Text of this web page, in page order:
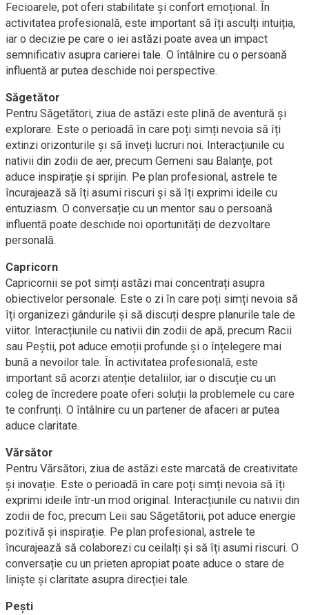
Fecioarele, pot oferi stabilitate și confort emoțional. În
activitatea profesională, este important să îți asculți intuiția,
iar o decizie pe care o iei astăzi poate avea un impact
semnificativ asupra carierei tale. O întâlnire cu o persoană
influentă ar putea deschide noi perspective.
Săgetător
Pentru Săgetători, ziua de astăzi este plină de aventură și
explorare. Este o perioadă în care poți simți nevoia să îți
extinzi orizonturile și să înveți lucruri noi. Interacțiunile cu
nativii din zodii de aer, precum Gemeni sau Balanțe, pot
aduce inspirație și sprijin. Pe plan profesional, astrele te
încurajează să îți asumi riscuri și să îți exprimi ideile cu
entuziasm. O conversație cu un mentor sau o persoană
influentă poate deschide noi oportunități de dezvoltare
personală.
Capricorn
Capricornii se pot simți astăzi mai concentrați asupra
obiectivelor personale. Este o zi în care poți simți nevoia să
îți organizezi gândurile și să discuți despre planurile tale de
viitor. Interacțiunile cu nativii din zodii de apă, precum Racii
sau Peștii, pot aduce emoții profunde și o înțelegere mai
bună a nevoilor tale. În activitatea profesională, este
important să acorzi atenție detaliilor, iar o discuție cu un
coleg de încredere poate oferi soluții la problemele cu care
te confrunți. O întâlnire cu un partener de afaceri ar putea
aduce claritate.
Vărsător
Pentru Vărsători, ziua de astăzi este marcată de creativitate
și inovație. Este o perioadă în care poți simți nevoia să îți
exprimi ideile într-un mod original. Interacțiunile cu nativii din
zodii de foc, precum Leii sau Săgetătorii, pot aduce energie
pozitivă și inspirație. Pe plan profesional, astrele te
încurajează să colaborezi cu ceilalți și să îți asumi riscuri. O
conversație cu un prieten apropiat poate aduce o stare de
liniște și claritate asupra direcției tale.
Pești